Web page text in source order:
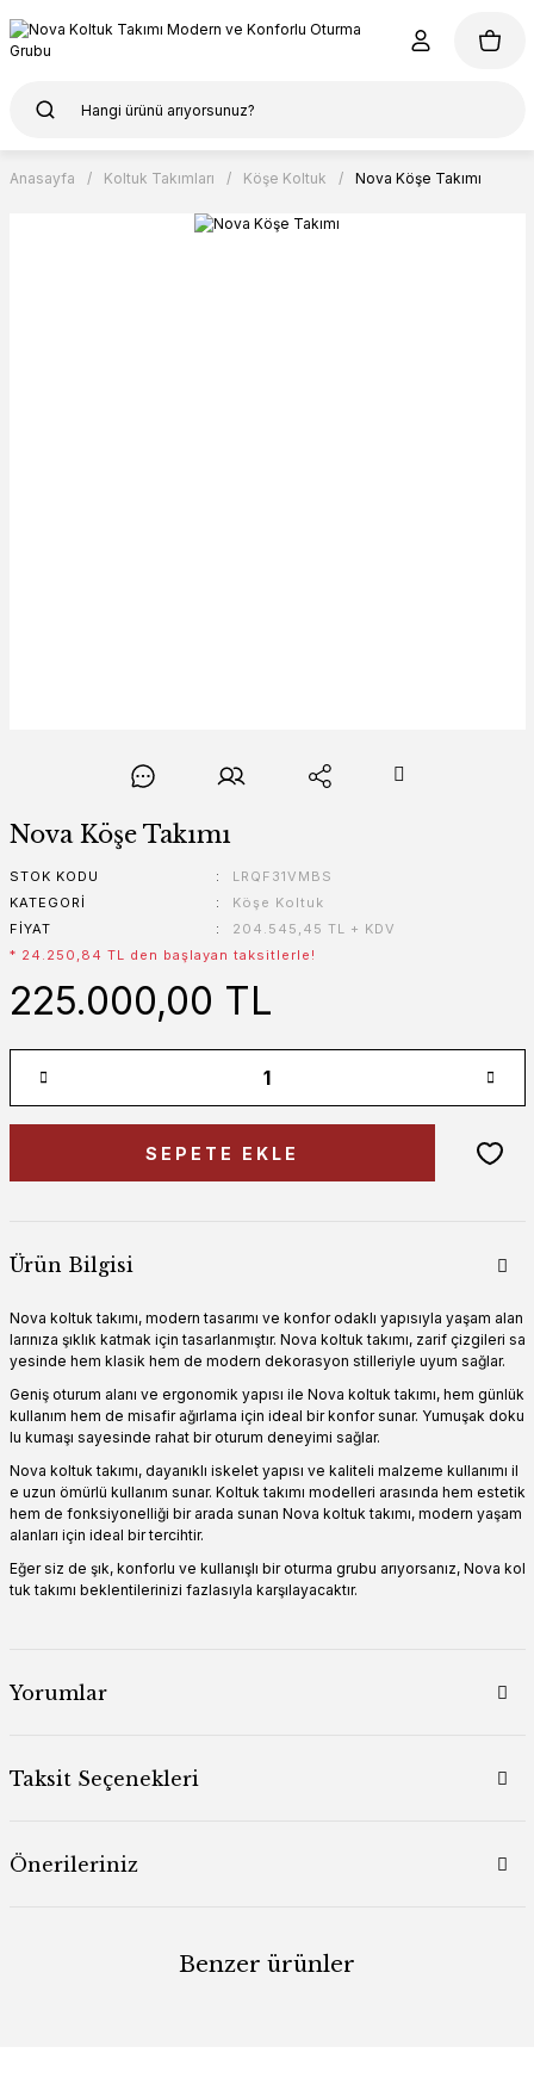
Anasayfa Koltuk Takımları Köşe Koltuk Nova Köşe Takımı
Nova Köşe Takımı
STOK KODU
LRQF31VMBS
KATEGORI
Köşe Koltuk
FIYAT
204.545,45 TL + KDV
* 24.250,84 TL den başlayan taksitlerle!
225.000,00 TL
SEPETE EKLE
Ürün Bilgisi
Nova koltuk takımı, modern tasarımı ve konfor odaklı yapısıyla yaşam alan
larınıza şıklık katmak için tasarlanmıştır. Nova koltuk takımı, zarif çizgileri sa
yesinde hem klasik hem de modern dekorasyon stilleriyle uyum sağlar.
Geniş oturum alanı ve ergonomik yapısı ile Nova koltuk takımı, hem günlük
kullanım hem de misafir ağırlama için ideal bir konfor sunar. Yumuşak doku
lu kumaşı sayesinde rahat bir oturum deneyimi sağlar.
Nova koltuk takımı, dayanıklı iskelet yapısı ve kaliteli malzeme kullanımı il
e uzun ömürlü kullanım sunar. Koltuk takımı modelleri arasında hem estetik
hem de fonksiyonelliği bir arada sunan Nova koltuk takımı, modern yaşam
alanları için ideal bir tercihtir.
Eğer siz de şık, konforlu ve kullanışlı bir oturma grubu arıyorsanız, Nova kol
tuk takımı beklentilerinizi fazlasıyla karşılayacaktır.
Yorumlar
Taksit Seçenekleri
Önerileriniz
Benzer ürünler